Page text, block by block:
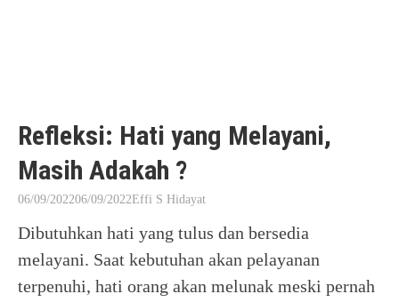
Refleksi: Hati yang Melayani,
Masih Adakah ?
06/09/202206/09/2022Effi S Hidayat
Dibutuhkan hati yang tulus dan bersedia
melayani. Saat kebutuhan akan pelayanan
terpenuhi, hati orang akan melunak meski pernah